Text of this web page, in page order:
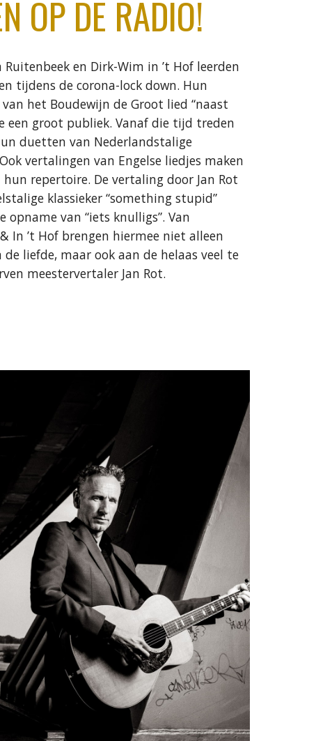
OP DE RADIO!
Ruitenbeek en Dirk-Wim in ’t Hof leerden
tijdens de corona-lock down. Hun
het Boudewijn de Groot lied “naast
een groot publiek. Vanaf die tijd treden
duetten van Nederlandstalige
vertalingen van Engelse liedjes maken
repertoire. De vertaling door Jan Rot
klassieker “something stupid”
opname van “iets knulligs”. Van
In ’t Hof brengen hiermee niet alleen
de liefde, maar ook aan de helaas veel te
meestervertaler Jan Rot.